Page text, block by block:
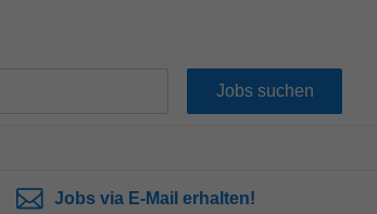
Jobs via E-Mail erhalten!